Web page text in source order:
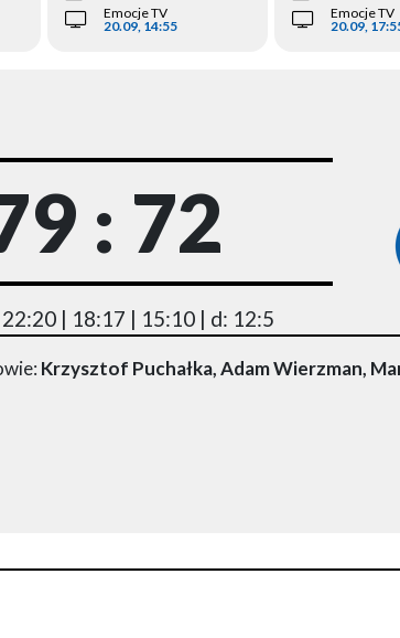
Emocje TV
20.09, 14:55
Emocje TV
20.09,
: 72
| 18:17 | 15:10 | d: 12:5
Krzysztof Puchałka, Adam Wierzman,